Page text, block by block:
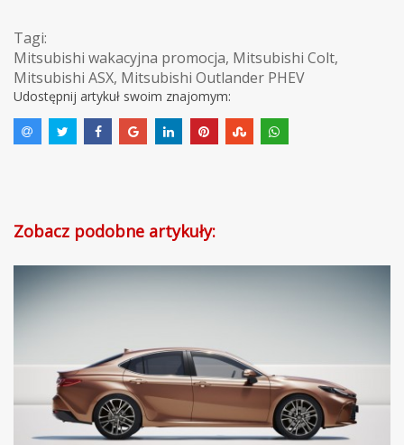
Tagi:
Mitsubishi wakacyjna promocja, Mitsubishi Colt,
Mitsubishi ASX, Mitsubishi Outlander PHEV
Udostępnij artykuł swoim znajomym:
Zobacz podobne artykuły: